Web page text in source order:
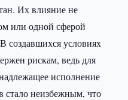
Их влияние не
или одной сферой
создавшихся условиях
рискам, ведь для
исполнение
стало неизбежным, что